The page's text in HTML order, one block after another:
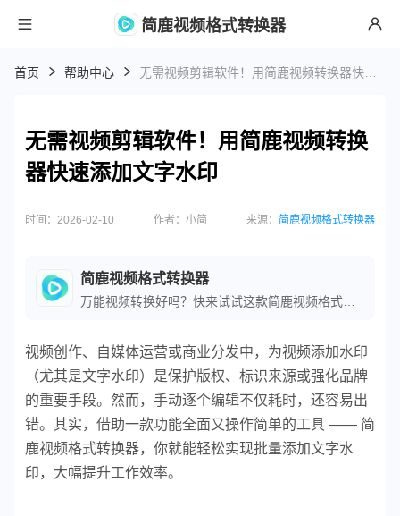
简鹿视频格式转换器
首页 帮助中心
无需视频剪辑软件！用简鹿视频转换
器快速添加文字水印
时间：2026-02-10 作者：小简 来源： 简鹿视频格式转换器
简鹿视频格式转换器
视频创作、自媒体运营或商业分发中，为视频添加水印
（尤其是文字水印）是保护版权、标识来源或强化品牌
的重要手段。然而，手动逐个编辑不仅耗时，还容易出
错。其实，借助一款功能全面又操作简单的工具 —— 简
鹿视频格式转换器，你就能轻松实现批量添加文字水
印，大幅提升工作效率。